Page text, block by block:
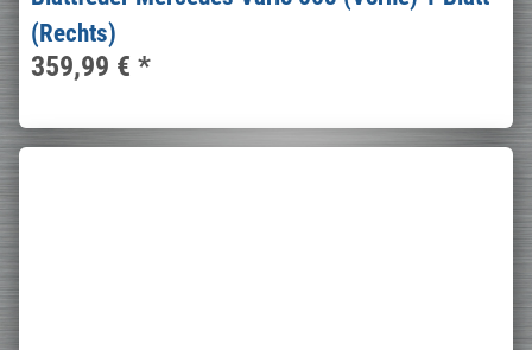
(Rechts)
359,99 € *